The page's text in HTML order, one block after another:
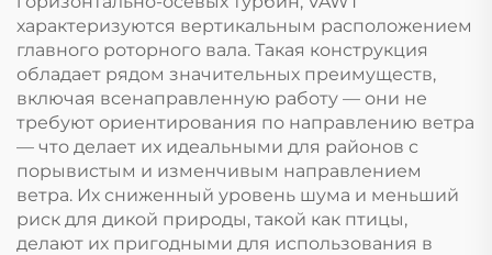
характеризуются вертикальным расположением
главного роторного вала. Такая конструкция
обладает рядом значительных преимуществ,
включая всенаправленную работу — они не
требуют ориентирования по направлению ветра
— что делает их идеальными для районов с
порывистым и изменчивым направлением
ветра. Их сниженный уровень шума и меньший
риск для дикой природы, такой как птицы,
делают их пригодными для использования в